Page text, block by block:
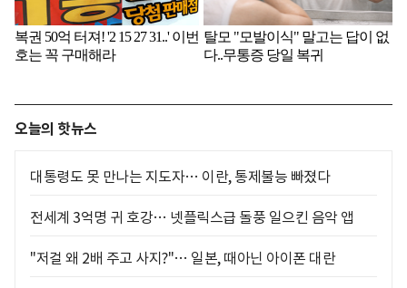
오늘의 핫뉴스
대통령도 못 만나는 지도자… 이란, 통제불능 빠졌다
전세계 3억명 귀 호강… 넷플릭스급 돌풍 일으킨 음악 앱
"저걸 왜 2배 주고 사지?"… 일본, 때아닌 아이폰 대란